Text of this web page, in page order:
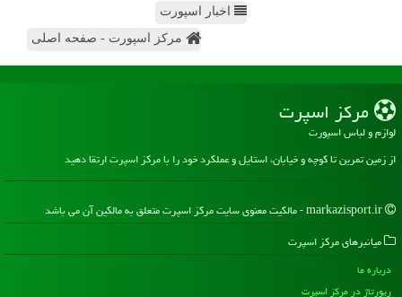
اخبار اسپورت
مرکز اسپورت - صفحه اصلی
مركز اسپرت
لوازم و لباس اسپورت
از زمین تمرین تا کوچه و خیابان، استایل و عملکرد خود را با مرکز اسپرت ارتقا دهید
میانبرهای مركز اسپرت
درباره ما
رپورتاژ در مركز اسپرت